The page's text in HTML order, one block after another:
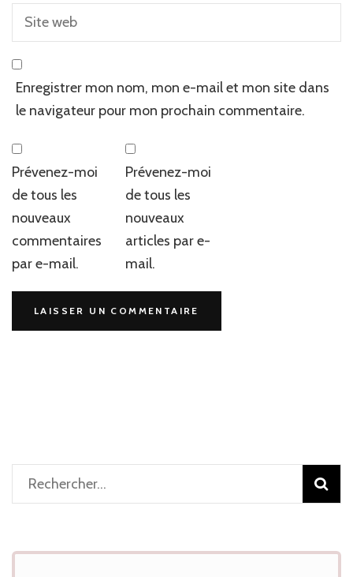
Enregistrer mon nom, mon e-mail et mon site dans
le navigateur pour mon prochain commentaire.
Prévenez-moi
de tous les
nouveaux
commentaires
par e-mail.
Prévenez-moi
de tous les
nouveaux
articles par e-
mail.
Rechercher :